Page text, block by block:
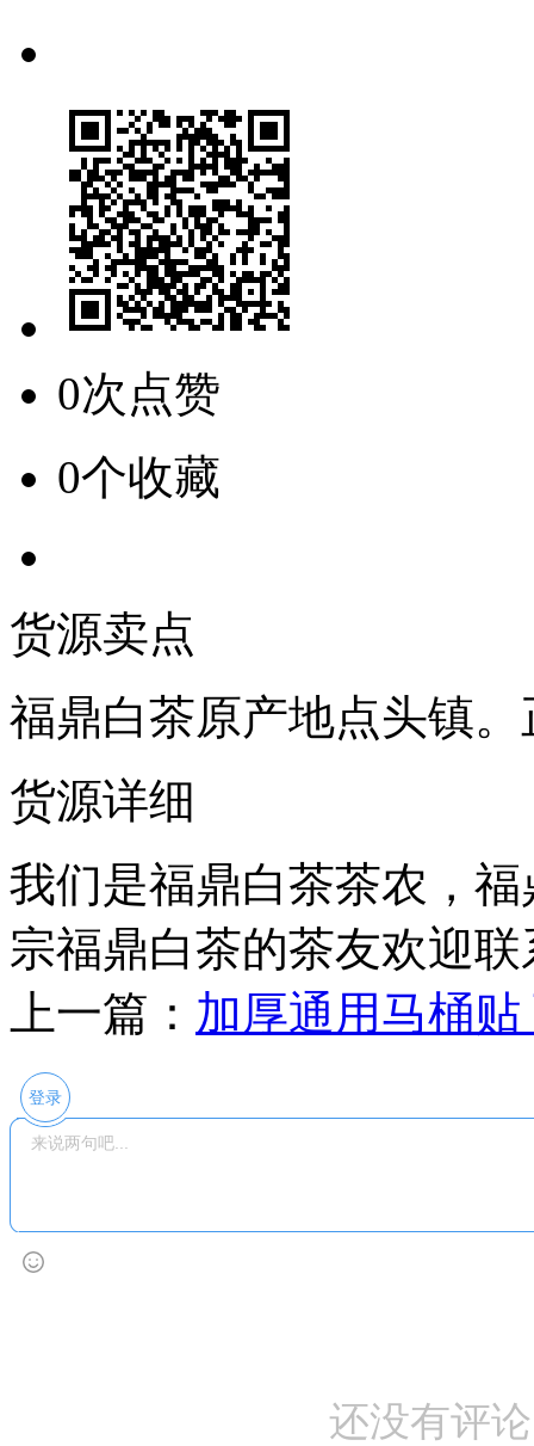
0次点赞
0个收藏
货源卖点
福鼎白茶原产地点头镇
货源详细
我们是福鼎白茶茶农，
宗福鼎白茶的茶友欢迎
上一篇： 加厚通用马桶贴
登录
还没有评